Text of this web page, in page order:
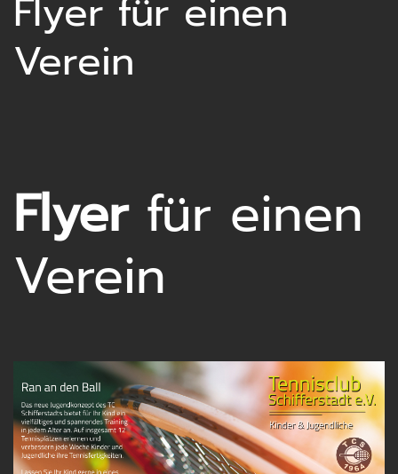
Flyer für einen
Verein
Flyer für einen
Verein